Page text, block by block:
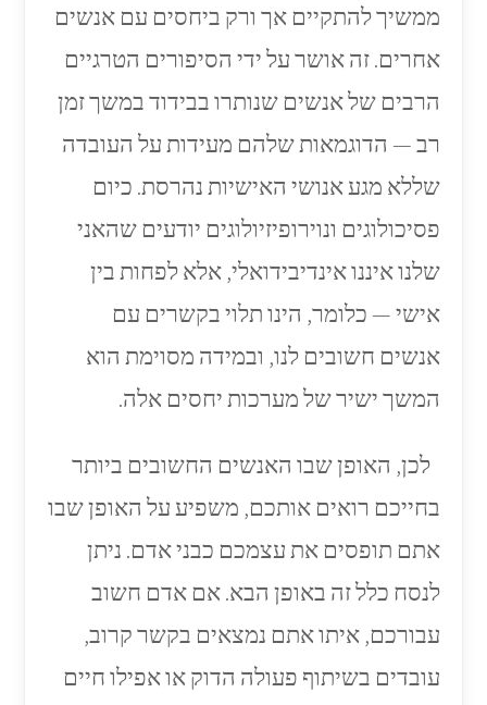
ממשיך להתקיים אך ורק ביחסים עם אנשים
אחרים. זה אושר על ידי הסיפורים הטרגיים
הרבים של אנשים שנותרו בבידוד במשך זמן
רב — הדוגמאות שלהם מעידות על העובדה
שללא מגע אנושי האישיות נהרסת. כיום
פסיכולוגים ונוירופיזיולוגים יודעים שהאני
שלנו איננו אינדיבידואלי, אלא לפחות בין
אישי — כלומר, הינו תלוי בקשרים עם
אנשים חשובים לנו, ובמידה מסוימת הוא
המשך ישיר של מערכות יחסים אלה.
לכן, האופן שבו האנשים החשובים ביותר
בחייכם רואים אותכם, משפיע על האופן שבו
אתם תופסים את עצמכם כבני אדם. ניתן
לנסח כלל זה באופן הבא. אם אדם חשוב
עבורכם, איתו אתם נמצאים בקשר קרוב,
עובדים בשיתוף פעולה הדוק או אפילו חיים